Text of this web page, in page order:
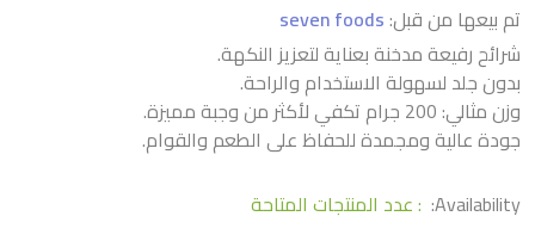
تم بيعها من قبل:seven foods
شرائح رفيعة مدخنة بعناية لتعزيز النكهة.
بدون جلد لسهولة الاستخدام والراحة.
وزن مثالي: 200 جرام تكفي لأكثر من وجبة مميزة.
جودة عالية ومجمدة للحفاظ على الطعم والقوام.
Availability: : عدد المنتجات المتاحة